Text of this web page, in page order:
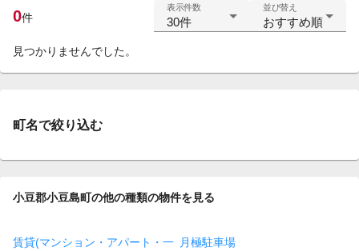
0件
表示件数
30件
並び替え
おすすめ順
見つかりませんでした。
町名で絞り込む
小豆郡小豆島町の他の種類の物件を見る
賃貸(マンション・アパート・一
月極駐車場